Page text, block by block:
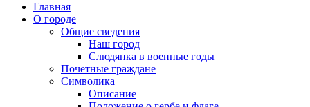
Главная
О городе
Общие сведения
Наш город
Слюдянка в военные годы
Почетные граждане
Символика
Описание